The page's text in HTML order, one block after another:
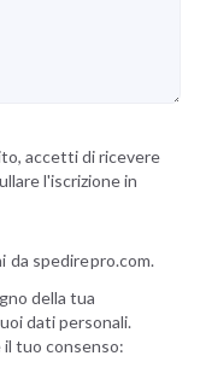
accetti di ricevere
l'iscrizione in
da spedirepro.com.
della tua
dati personali.
il tuo consenso: